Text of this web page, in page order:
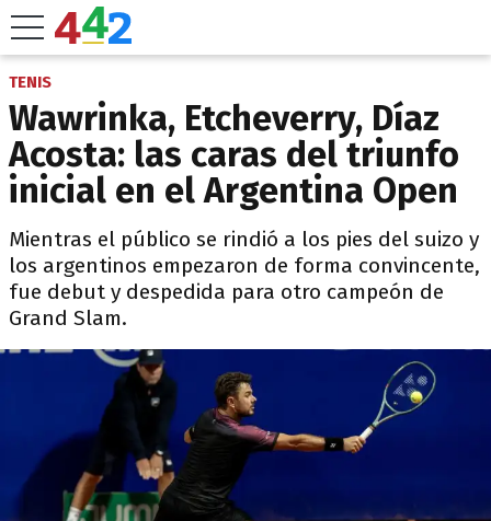
TENIS
Wawrinka, Etcheverry, Díaz
Acosta: las caras del triunfo
inicial en el Argentina Open
Mientras el público se rindió a los pies del suizo y
los argentinos empezaron de forma convincente,
fue debut y despedida para otro campeón de
Grand Slam.